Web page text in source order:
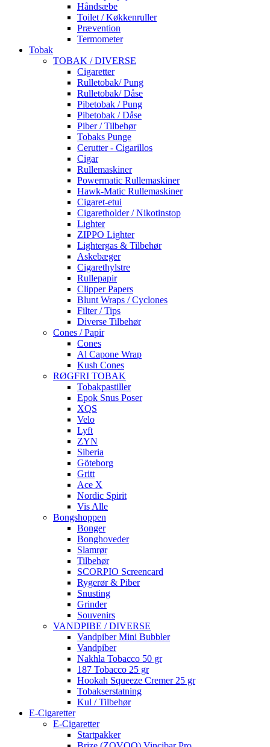
Håndsæbe
Toilet / Køkkenruller
Prævention
Termometer
Tobak
TOBAK / DIVERSE
Cigaretter
Rulletobak/ Pung
Rulletobak/ Dåse
Pibetobak / Pung
Pibetobak / Dåse
Piber / Tilbehør
Tobaks Punge
Cerutter - Cigarillos
Cigar
Rullemaskiner
Powermatic Rullemaskiner
Hawk-Matic Rullemaskiner
Cigaret-etui
Cigaretholder / Nikotinstop
Lighter
ZIPPO Lighter
Lightergas & Tilbehør
Askebæger
Cigarethylstre
Rullepapir
Clipper Papers
Blunt Wraps / Cyclones
Filter / Tips
Diverse Tilbehør
Cones / Papir
Cones
Al Capone Wrap
Kush Cones
RØGFRI TOBAK
Tobakpastiller
Epok Snus Poser
XQS
Velo
Lyft
ZYN
Siberia
Göteborg
Gritt
Ace X
Nordic Spirit
Vis Alle
Bongshoppen
Bonger
Bonghoveder
Slamrør
Tilbehør
SCORPIO Screencard
Rygerør & Piber
Snusting
Grinder
Souvenirs
VANDPIBE / DIVERSE
Vandpiber Mini Bubbler
Vandpiber
Nakhla Tobacco 50 gr
187 Tobacco 25 gr
Hookah Squeeze Cremer 25 gr
Tobakserstatning
Kul / Tilbehør
E-Cigaretter
E-Cigaretter
Startpakker